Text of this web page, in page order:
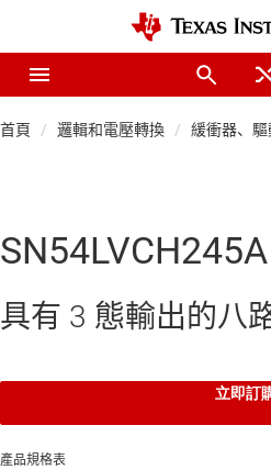
首頁 邏輯和電壓轉換 緩衝器、
SN54LVCH245A
具有 3 態輸出的八
立即訂
產品規格表